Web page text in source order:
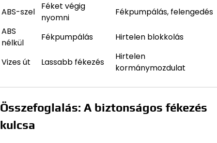
ABS-szel
Féket végig
nyomni
Fékpumpálás, felengedés
ABS
nélkül
Fékpumpálás Hirtelen blokkolás
Vizes út Lassabb fékezés
Hirtelen
kormánymozdulat
Összefoglalás: A biztonságos fékezés
kulcsa